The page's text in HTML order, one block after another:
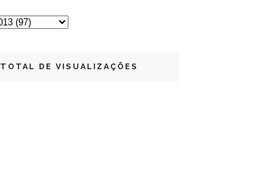
TOTAL DE VISUALIZAÇÕES